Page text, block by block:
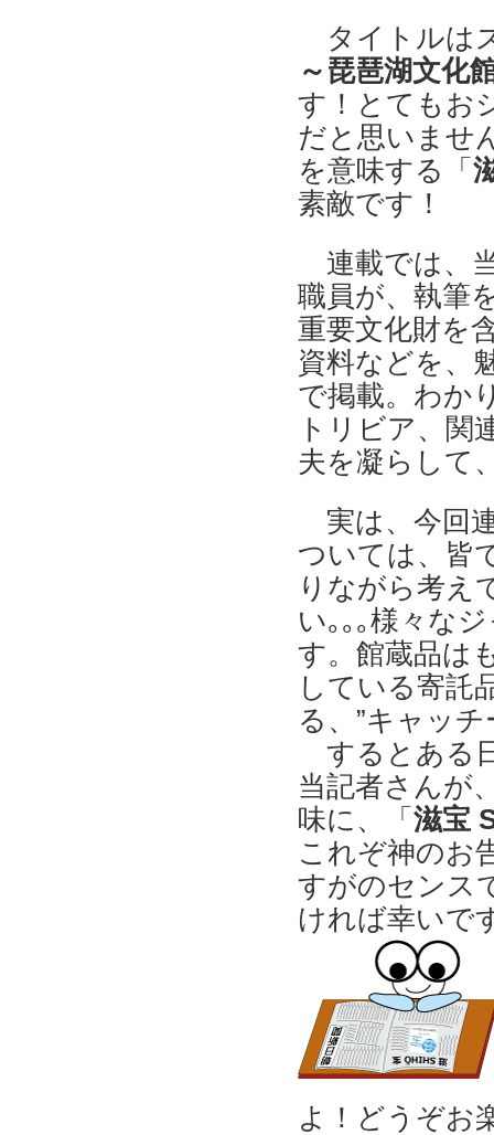
タイトルは
～琵琶湖文化
す！とてもお
だと思いませ
を意味する「
素敵です！
連載では、
職員が、執筆
重要文化財を
資料などを、
で掲載。わか
トリビア、関
夫を凝らして
実は、今回
ついては、皆
りながら考え
い｡｡｡様々な
す。館蔵品は
している寄託
る、”キャッ
するとある
当記者さんが
味に、「 滋宝
これぞ神のお
すがのセンス
ければ幸いで
よ！どうぞお